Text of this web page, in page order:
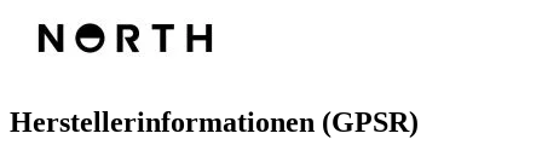
Herstellerinformationen (GPSR)